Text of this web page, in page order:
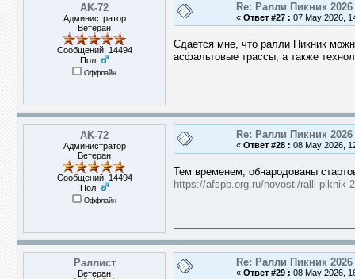
AK-72
Администратор
Ветеран
Сообщений: 14494
Пол:
Оффлайн
Re: Ралли Пикник 2026
« Ответ #27 : 07 May 2026,
Сдается мне, что ралли Пикник
асфальтовые трассы, а также
AK-72
Администратор
Ветеран
Сообщений: 14494
Пол:
Оффлайн
Re: Ралли Пикник 2026
« Ответ #28 : 08 May 2026,
Тем временем, обнародованы
https://afspb.org.ru/novosti/ralli-piknik-
Раллист
Ветеран
Re: Ралли Пикник 2026
« Ответ #29 : 08 May 2026,